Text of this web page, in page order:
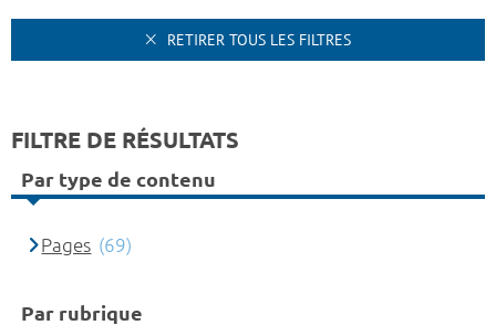
RETIRER TOUS LES FILTRES
FILTRE DE RÉSULTATS
Par type de contenu
Pages (69)
Par rubrique